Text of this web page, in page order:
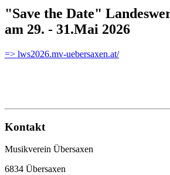
"Save the Date"
am 29. - 31.Mai 2026
=> lws2026.mv-uebersaxen.at/
Kontakt
Musikverein Übersaxen
6834 Übersaxen